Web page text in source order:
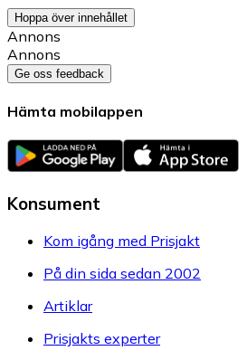
Hoppa över innehållet
Annons
Annons
Ge oss feedback
Hämta mobilappen
Konsument
Kom igång med Prisjakt
På din sida sedan 2002
Artiklar
Prisjakts experter